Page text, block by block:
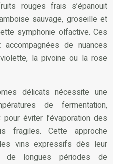
rouges frais s’épanouit
sauvage, groseille et
symphonie olfactive. Ces
de nuances
la pivoine ou la rose
délicats nécessite une
de fermentation,
éviter l’évaporation des
fragiles. Cette approche
vins expressifs dès leur
de longues périodes de